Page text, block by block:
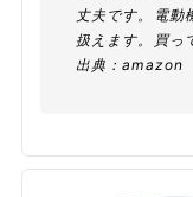
丈夫です。電動
扱えます。買っ
出典：amazon